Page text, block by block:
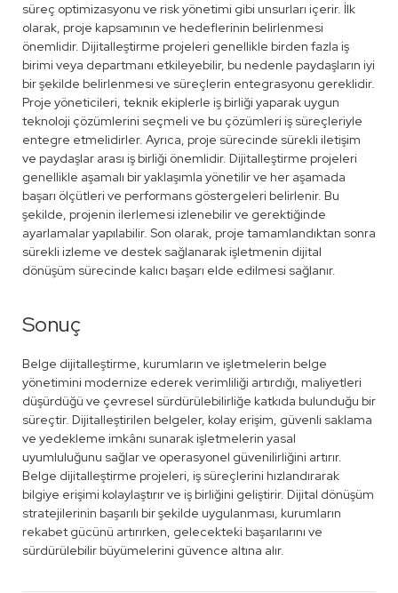
süreç optimizasyonu ve risk yönetimi gibi unsurları içerir. İlk
olarak, proje kapsamının ve hedeflerinin belirlenmesi
önemlidir. Dijitalleştirme projeleri genellikle birden fazla iş
birimi veya departmanı etkileyebilir, bu nedenle paydaşların iyi
bir şekilde belirlenmesi ve süreçlerin entegrasyonu gereklidir.
Proje yöneticileri, teknik ekiplerle iş birliği yaparak uygun
teknoloji çözümlerini seçmeli ve bu çözümleri iş süreçleriyle
entegre etmelidirler. Ayrıca, proje sürecinde sürekli iletişim
ve paydaşlar arası iş birliği önemlidir. Dijitalleştirme projeleri
genellikle aşamalı bir yaklaşımla yönetilir ve her aşamada
başarı ölçütleri ve performans göstergeleri belirlenir. Bu
şekilde, projenin ilerlemesi izlenebilir ve gerektiğinde
ayarlamalar yapılabilir. Son olarak, proje tamamlandıktan sonra
sürekli izleme ve destek sağlanarak işletmenin dijital
dönüşüm sürecinde kalıcı başarı elde edilmesi sağlanır.
Sonuç
Belge dijitalleştirme, kurumların ve işletmelerin belge
yönetimini modernize ederek verimliliği artırdığı, maliyetleri
düşürdüğü ve çevresel sürdürülebilirliğe katkıda bulunduğu bir
süreçtir. Dijitalleştirilen belgeler, kolay erişim, güvenli saklama
ve yedekleme imkânı sunarak işletmelerin yasal
uyumluluğunu sağlar ve operasyonel güvenilirliğini artırır.
Belge dijitalleştirme projeleri, iş süreçlerini hızlandırarak
bilgiye erişimi kolaylaştırır ve iş birliğini geliştirir. Dijital dönüşüm
stratejilerinin başarılı bir şekilde uygulanması, kurumların
rekabet gücünü artırırken, gelecekteki başarılarını ve
sürdürülebilir büyümelerini güvence altına alır.